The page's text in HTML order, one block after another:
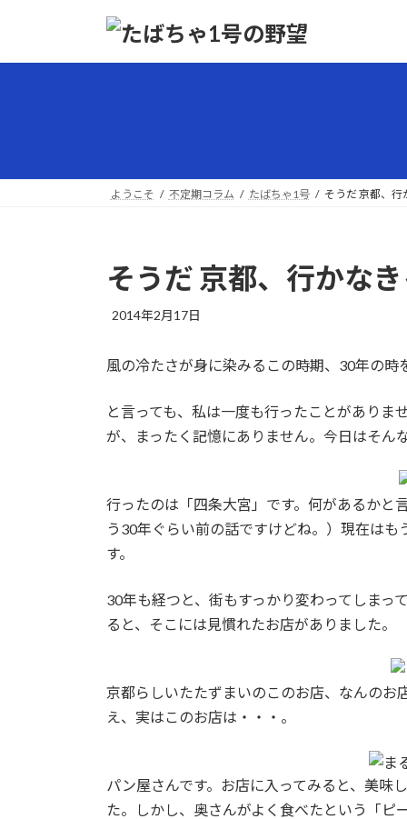
ッ
移
ようこそ 不定期コラム たばちゃ1号 そうだ 京都、
そうだ 京都、行かな
2014年2月17日
新
時
:
風の冷たさが身に染みるこの時期、30年の時
と言っても、私は一度も行ったことがあり
が、まったく記憶にありません。今日はそん
行ったのは「四条大宮」です。何があるかと
う30年ぐらい前の話ですけどね。）現在は
す。
30年も経つと、街もすっかり変わってしまっ
ると、そこには見慣れたお店がありました。
京都らしいたたずまいのこのお店、なんのお
え、実はこのお店は・・・。
パン屋さんです。お店に入ってみると、美味
た。しかし、奥さんがよく食べたという「ピ